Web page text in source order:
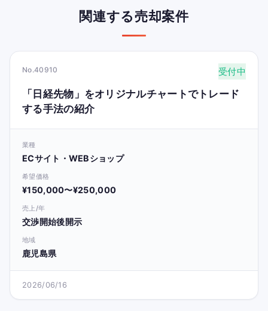
関連する売却案件
No.40910 受付中
「日経先物」をオリジナルチャートでトレード
する手法の紹介
業種
ECサイト・WEBショップ
希望価格
¥150,000〜¥250,000
売上/年
交渉開始後開示
地域
鹿児島県
2026/06/16